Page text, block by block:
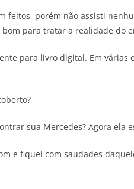
feitos, porém não assisti
para tratar a realidade do
para livro digital. Em
sua Mercedes? Agora ela
e fiquei com saudades